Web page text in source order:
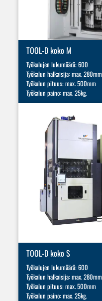
TOOL-D koko M
Työkalujen lukumäärä: 600
Työkalun halkaisija: max. 280mm
Työkalun pituus: max. 500mm
Työkalun paino: max. 25kg.
TOOL-D koko S
Työkalujen lukumäärä: 600
Työkalun halkaisija: max. 280mm
Työkalun pituus: max. 500mm
Työkalun paino: max. 25kg.